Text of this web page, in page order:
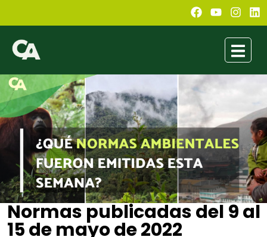
Normas publicadas del 9 al
15 de mayo de 2022